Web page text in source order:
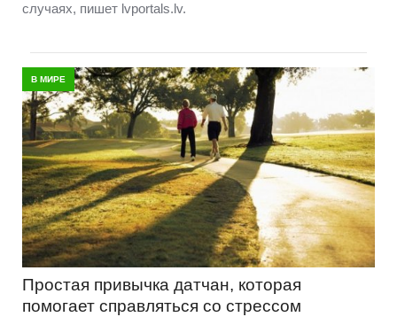
случаях, пишет lvportals.lv.
В МИРЕ
Простая привычка датчан, которая
помогает справляться со стрессом